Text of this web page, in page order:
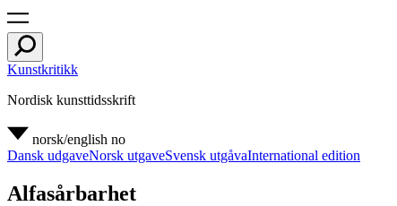
Kunstkritikk
Nordisk kunsttidsskrift
norsk/english no
Dansk udgaveNorsk utgaveSvensk utgåvaInternational edition
Alfasårbarhet